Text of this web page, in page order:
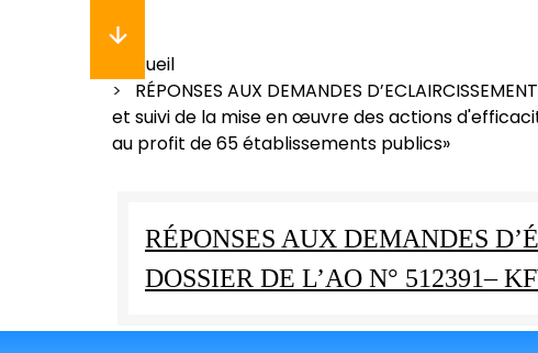
Fil
d'Ariane
Accueil
RÉPONSES AUX DEMANDES
et suivi de la mise en œuvre des actions
au profit de 65 établissements publics»
RÉPONSES AUX DEMANDES
DOSSIER DE L’AO N° 512391–